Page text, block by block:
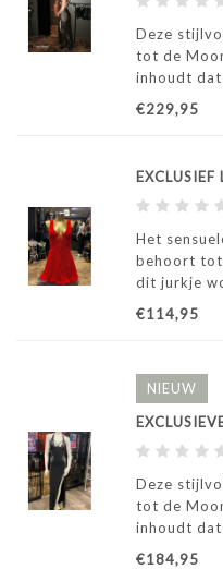
Deze
tot de
inhoudt
door ons
€229,95
EXCLUSIEF
Het
behoort tot
dit jurkje
atelier in
€114,95
NIEUW
Deze
tot de
inhoudt
door ons
€184,95